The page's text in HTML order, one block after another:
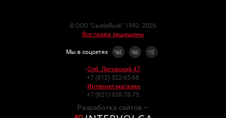
© ООО "CastleRock" 1992- 2026
Все права защищены
Мы в соцсетях
- Спб. Лиговский 47:
+7 (812) 322-65-68
- Интернет-магазин:
+7 (921) 938-78-75
Разработка сайтов —